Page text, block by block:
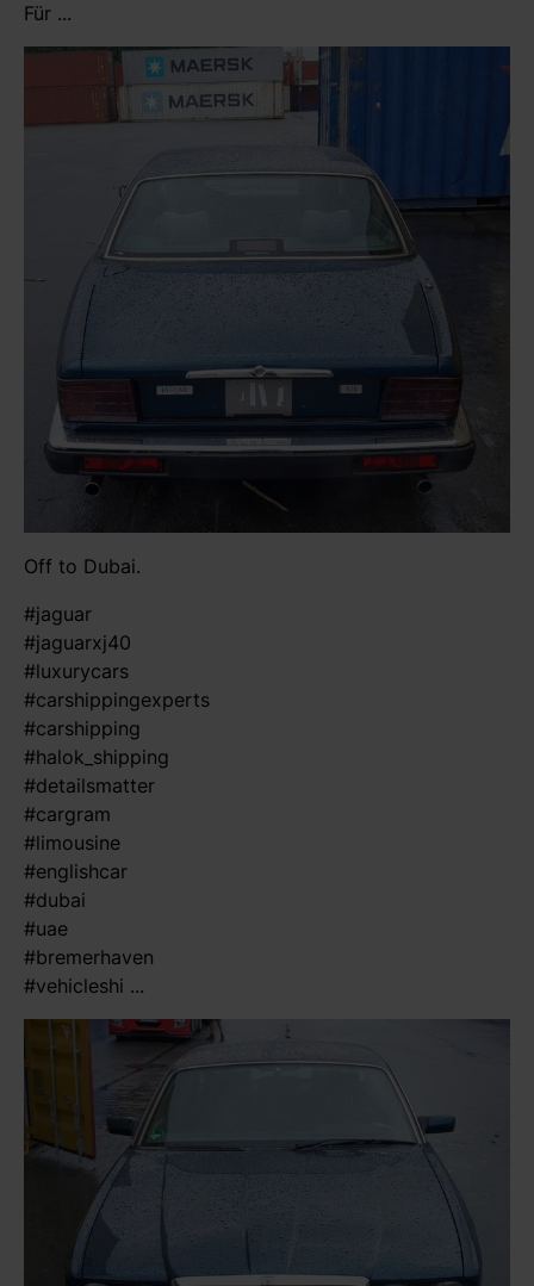
Für ...
Off to Dubai.
#jaguar
#jaguarxj40
#luxurycars
#carshippingexperts
#carshipping
#halok_shipping
#detailsmatter
#cargram
#limousine
#englishcar
#dubai
#uae
#bremerhaven
#vehicleshi ...